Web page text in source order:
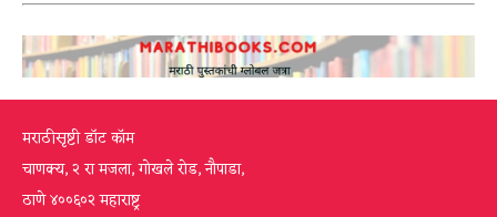
मराठीसृष्टी डॉट कॉम
चाणक्य, २ रा मजला, गोखले रोड, नौपाडा,
ठाणे ४००६०२ महाराष्ट्र